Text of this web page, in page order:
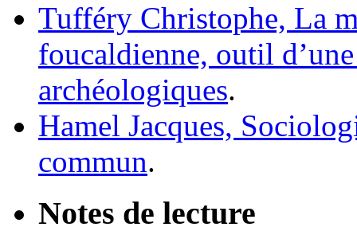
Tufféry Christophe, La
foucaldienne, outil
archéologiques.
Hamel Jacques,
commun.
Notes de lecture